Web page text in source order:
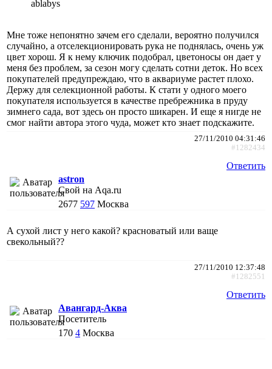
ablabys
Мне тоже непонятно зачем его сделали, вероятно получился
случайно, а отселекционировать рука не поднялась, очень уж
цвет хорош. Я к нему ключик подобрал, цветоносы он дает у
меня без проблем, за сезон могу сделать сотни деток. Но всех
покупателей предупреждаю, что в аквариуме растет плохо.
Держу для селекционной работы. К стати у одного моего
покупателя используется в качестве пребрежника в пруду
зимнего сада, вот здесь он просто шикарен. И еще я нигде не
смог найти автора этого чуда, может кто знает подскажите.
27/11/2010 04:31:46
#1282434
Ответить
astron
Свой на Aqa.ru
2677 597 Москва
А сухой лист у него какой? красноватый или ваще
свекольный??
27/11/2010 12:37:48
#1282551
Ответить
Авангард-Аква
Посетитель
170 4 Москва